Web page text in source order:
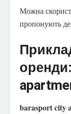
Можна
пропонують
barasport city